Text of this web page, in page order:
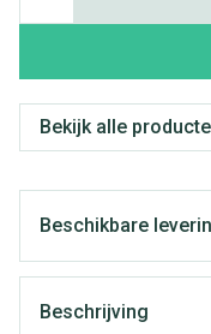
Bekijk alle
Beschikbare
Beschrijving